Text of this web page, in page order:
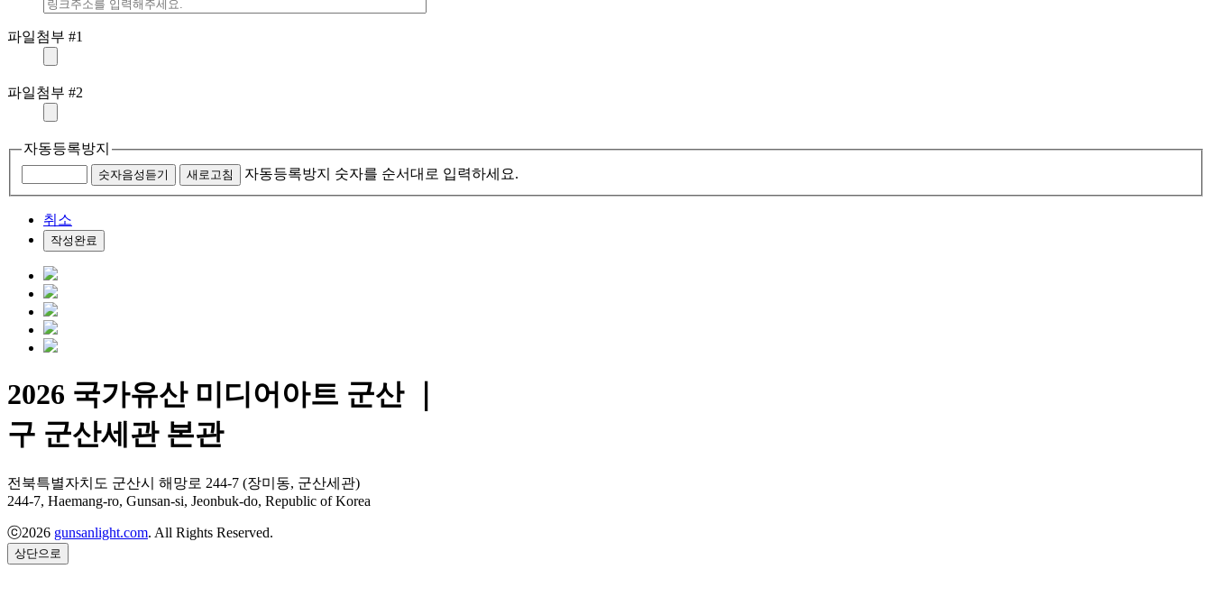
파일첨부 #1
파일첨부 #2
자동등록방지
숫자음성듣기 새로고침 자동등록방지 숫자를 순서대로 입력하세요.
취소
작성완료
2026 국가유산 미디어아트 군산
구 군산세관 본관
전북특별자치도 군산시 해망로 244-7 (장미동, 군산세관)
244-7, Haemang-ro, Gunsan-si, Jeonbuk-do, Republic of Korea
ⓒ2026 gunsanlight.com. All Rights Reserved.
상단으로